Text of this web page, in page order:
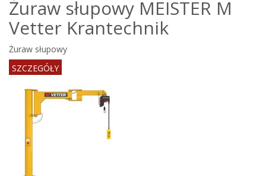
Żuraw słupowy MEISTER M
Vetter Krantechnik
Żuraw słupowy
SZCZEGÓŁY